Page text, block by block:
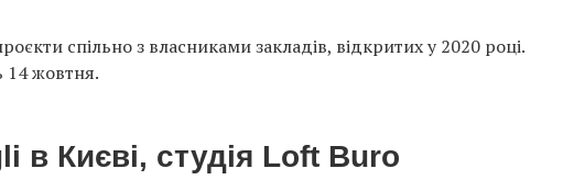
спільно з власниками закладів, відкритих у 2020 році.
14 жовтня.
в Києві, студія Loft Buro⁠⁠